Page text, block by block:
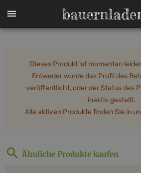
Dieses Produkt ist momentan
Entweder wurde das Profil des
veröffentlicht, oder der Status des
inaktiv gestellt.
Alle aktiven Produkte finden Sie in
Ähnliche Produkte kaufen